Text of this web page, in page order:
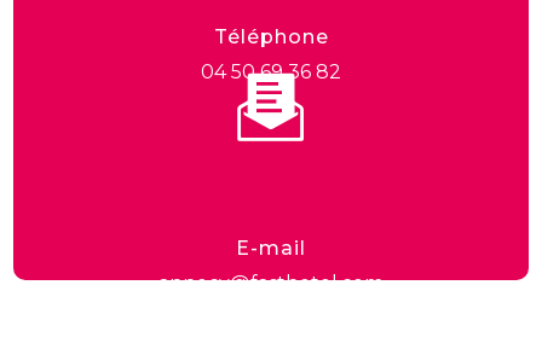
Téléphone
04 50 69 36 82
E-mail
annecy@fasthotel.com